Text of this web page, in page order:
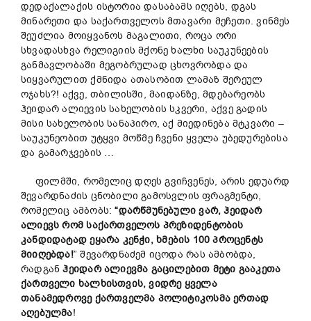
დედაქალაქის ისტორია დასაბამს იღებს, დგას
მინარეთი და საქართველოს მთავარი მეჩეთი. ვინმეს
შეუძლია მოიყვანოს მაგალითი, როცა ორი
სხვადასხვა რელიგიის მქონე ხალხი საუკუნეების
განმავლობაში მეგობრულად ცხოვრობდა და
სიყვარულით ქმნიდა ათასობით ლამაზ შერეულ
ოჯახს?! აქვე, თბილისში, მაიდანზე, მდებარეობს
ჰეიდარ ალიევის სახელობის სკვერი, აქვე გადის
მისი სახელობის სანაპირო, აქ მიედინება მტკვარი –
საუკუნეობით უტყვი მოწმე ჩვენი ყველა უბედურებისა
და გამარჯვების …
ფილმში, რომელიც დღეს გვიჩვენეს, არის ედუარდ
შევარდნაძის ცნობილი გამოსვლის ფრაგმენტი,
რომელიც ამბობს:“დარწმუნებული ვარ,ჰეიდარ
ალიევს რომ საქართველოს პრეზიდენტობის
კანდიდატად ეყარა კენჭი,ხმების 100პროცენტს
მიიღებდა!” შევარდნაძემ იცოდა რას ამბობდა,
რადგანჰეიდარ ალიევმა გაცილებით მეტი გააკეთა
ქართველი ხალხისთვის,ვიდრე ყველა
თანამედროვე ქართველმა პოლიტიკოსმა ერთად
აღებულმა!